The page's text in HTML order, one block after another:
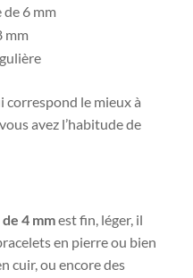
6 mm
mm
correspond le mieux à
avez l’habitude de
4 mmest fin, léger, il
en pierre ou bien
cuir, ou encore des